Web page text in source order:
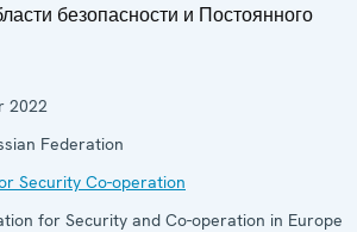
безопасности и Постоянного
2022
Federation
Security Co-operation
for Security and Co-operation in Europe